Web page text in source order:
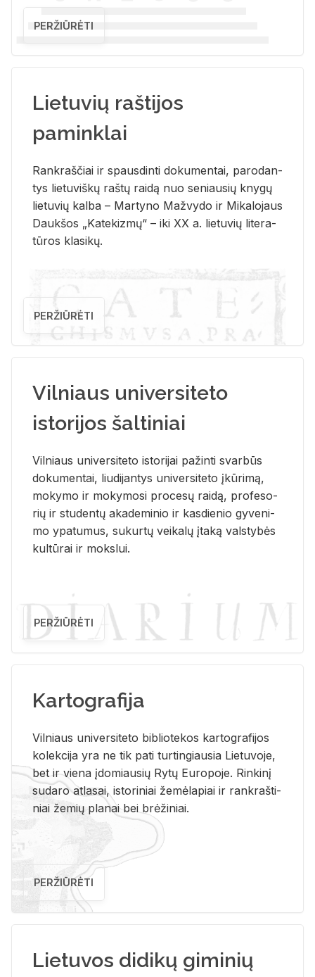
PERŽIŪRĖTI
Lietuvių raštijos
paminklai
Rank­raš­čiai ir spaus­din­ti do­ku­men­tai, pa­ro­dan­
tys lie­tu­viš­kų raš­tų rai­dą nuo se­niau­sių kny­gų
lie­tu­vių kal­ba – Mar­ty­no Ma­žvy­do ir Mi­ka­lo­jaus
Dauk­šos „Ka­te­kiz­mų“ – iki XX a. lie­tu­vių li­te­ra­
tū­ros kla­si­kų.
PERŽIŪRĖTI
Vilniaus universiteto
istorijos šaltiniai
Vil­niaus uni­ver­si­te­to is­to­ri­jai pa­žin­ti svar­būs
do­ku­men­tai, liu­di­jan­tys uni­ver­si­te­to įkū­ri­mą,
mo­ky­mo ir mo­ky­mo­si pro­ce­sų rai­dą, pro­fe­so­
rių ir stu­den­tų aka­de­mi­nio ir kas­die­nio gy­ve­ni­
mo ypa­tu­mus, su­kur­tų vei­ka­lų įta­ką vals­ty­bės
kul­tū­rai ir moks­lui.
PERŽIŪRĖTI
Kartografija
Vil­niaus uni­ver­si­te­to bi­b­lio­te­kos kar­to­gra­fi­jos
ko­lek­ci­ja yra ne tik pati tur­tin­giau­sia Lie­tu­vo­je,
bet ir vie­na įdo­miau­sių Rytų Eu­ro­po­je. Rin­ki­nį
su­da­ro at­la­sai, is­to­ri­niai že­mė­la­piai ir rank­raš­ti­
niai že­mių pla­nai bei brė­ži­niai.
PERŽIŪRĖTI
Lietuvos didikų giminių